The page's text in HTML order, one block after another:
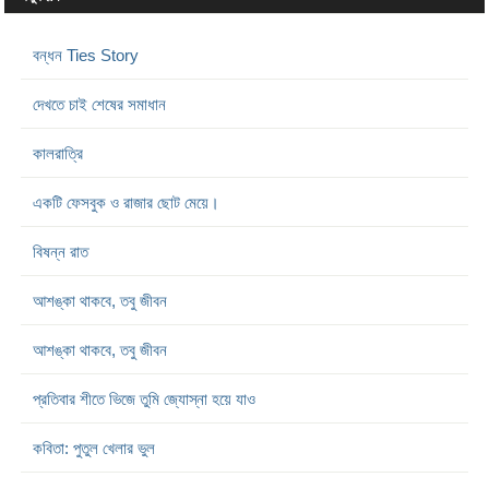
বন্ধন Ties Story
দেখতে চাই শেষের সমাধান
কালরাত্রি
একটি ফেসবুক ও রাজার ছোট মেয়ে।
বিষন্ন রাত
আশঙ্কা থাকবে, তবু জীবন
আশঙ্কা থাকবে, তবু জীবন
প্রতিবার শীতে ভিজে তুমি জ্যোস্না হয়ে যাও
কবিতা: পুতুল খেলার ভুল